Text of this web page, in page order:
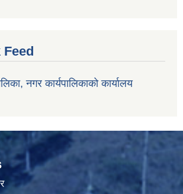
Feed
नगर कार्यपालिकाको कार्यालय